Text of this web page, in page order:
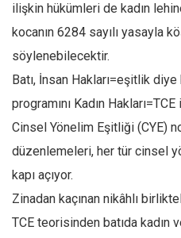
ilişkin hükümleri de kadın
kocanın 6284 sayılı yasayla
söylenebilecektir.
Batı, İnsan Hakları=eşitlik
programını Kadın
Cinsel Yönelim Eşitliği (CYE)
düzenlemeleri, her tür cinsel
kapı açıyor.
Zinadan kaçınan nikâhlı
TCE teorisinden batıda kadın